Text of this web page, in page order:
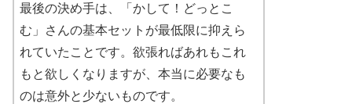
最後の決め手は、「かして！どっとこ
む」さんの基本セットが最低限に抑えら
れていたことです。欲張ればあれもこれ
もと欲しくなりますが、本当に必要なも
のは意外と少ないものです。